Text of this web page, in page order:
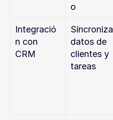
o
Integració
n con
CRM
Sincroniza
datos de
clientes y
tareas